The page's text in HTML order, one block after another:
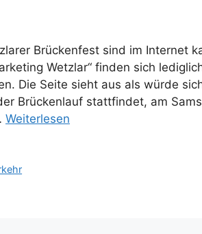
Brückenfest sind im Internet
Wetzlar“ finden sich
Die Seite sieht aus als würde
Brückenlauf stattfindet, am
Weiterlesen